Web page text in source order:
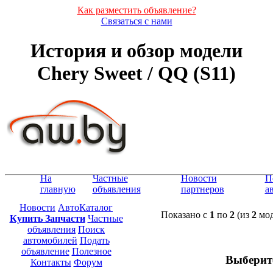
Как разместить объявление?
Связаться с нами
История и обзор модели
Chery Sweet / QQ (S11)
На
главную
Частные
объявления
Новости
партнеров
Новости АвтоКаталог
Купить Запчасти Частные
объявления Поиск
автомобилей Подать
объявление Полезное
Контакты Форум
Показано с 1 по 2(из 2